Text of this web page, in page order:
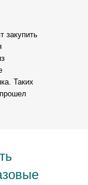
закупить
Таких